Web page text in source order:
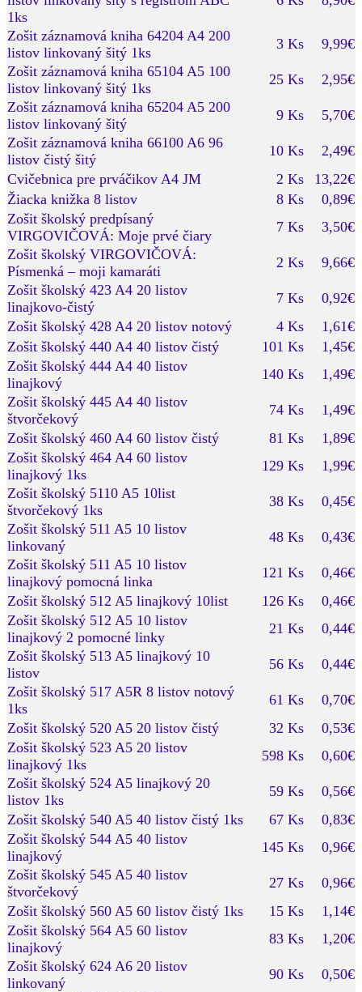
1ks
Zošit záznamová kniha 64204 A4 200
listov linkovaný šitý 1ks
3 Ks
9,99€
Zošit záznamová kniha 65104 A5 100
listov linkovaný šitý 1ks
25 Ks
2,95€
Zošit záznamová kniha 65204 A5 200
listov linkovaný šitý
9 Ks
5,70€
Zošit záznamová kniha 66100 A6 96
listov čistý šitý
10 Ks
2,49€
Cvičebnica pre prváčikov A4 JM
2 Ks
13,22€
Žiacka knižka 8 listov
8 Ks
0,89€
Zošit školský predpísaný
VIRGOVIČOVÁ: Moje prvé čiary
7 Ks
3,50€
Zošit školský VIRGOVIČOVÁ:
Písmenká – moji kamaráti
2 Ks
9,66€
Zošit školský 423 A4 20 listov
linajkovo-čistý
7 Ks
0,92€
Zošit školský 428 A4 20 listov notový
4 Ks
1,61€
Zošit školský 440 A4 40 listov čistý
101 Ks
1,45€
Zošit školský 444 A4 40 listov
linajkový
140 Ks
1,49€
Zošit školský 445 A4 40 listov
štvorčekový
74 Ks
1,49€
Zošit školský 460 A4 60 listov čistý
81 Ks
1,89€
Zošit školský 464 A4 60 listov
linajkový 1ks
129 Ks
1,99€
Zošit školský 5110 A5 10list
štvorčekový 1ks
38 Ks
0,45€
Zošit školský 511 A5 10 listov
linkovaný
48 Ks
0,43€
Zošit školský 511 A5 10 listov
linajkový pomocná linka
121 Ks
0,46€
Zošit školský 512 A5 linajkový 10list
126 Ks
0,46€
Zošit školský 512 A5 10 listov
linajkový 2 pomocné linky
21 Ks
0,44€
Zošit školský 513 A5 linajkový 10
listov
56 Ks
0,44€
Zošit školský 517 A5R 8 listov notový
1ks
61 Ks
0,70€
Zošit školský 520 A5 20 listov čistý
32 Ks
0,53€
Zošit školský 523 A5 20 listov
linajkový 1ks
598 Ks
0,60€
Zošit školský 524 A5 linajkový 20
listov 1ks
59 Ks
0,56€
Zošit školský 540 A5 40 listov čistý 1ks
67 Ks
0,83€
Zošit školský 544 A5 40 listov
linajkový
145 Ks
0,96€
Zošit školský 545 A5 40 listov
štvorčekový
27 Ks
0,96€
Zošit školský 560 A5 60 listov čistý 1ks
15 Ks
1,14€
Zošit školský 564 A5 60 listov
linajkový
83 Ks
1,20€
Zošit školský 624 A6 20 listov
linkovaný
90 Ks
0,50€